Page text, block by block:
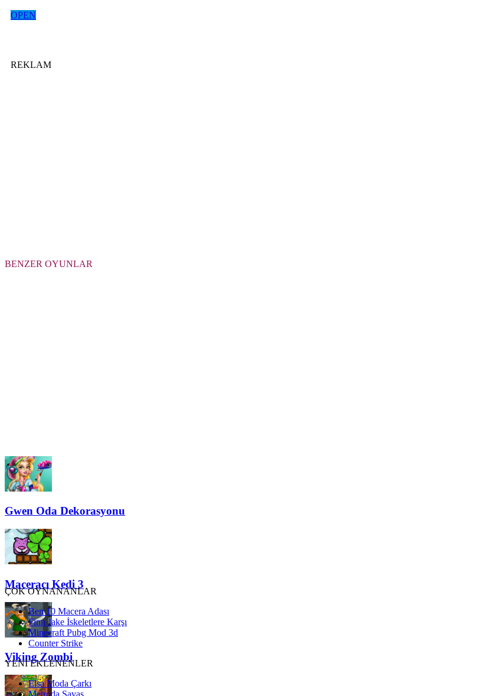
OPEN
REKLAM
BENZER OYUNLAR
Gwen Oda Dekorasyonu
Maceracı Kedi 3
Viking Zombi
ÇOK OYNANANLAR
Ben 10 Macera Adası
Finn Jake İskeletlere Karşı
Minecraft Pubg Mod 3d
Counter Strike
YENİ EKLENENLER
Elsa Moda Çarkı
Metroda Savaş